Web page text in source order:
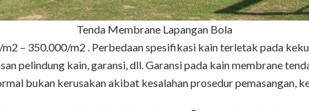
Tenda Membrane Lapangan Bola
– 350.000/m2 . Perbedaan spesifikasi kain terletak pada
pelindung kain, garansi, dll. Garansi pada kain membrane
bukan kerusakan akibat kesalahan prosedur pemasangan,